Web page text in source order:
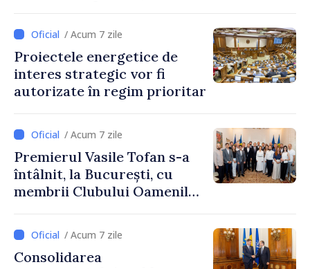
/ Acum 7 zile
Proiectele energetice de
interes strategic vor fi
autorizate în regim prioritar
/ Acum 7 zile
Premierul Vasile Tofan s-a
întâlnit, la București, cu
membrii Clubului Oamenilor
/ Acum 7 zile
Consolidarea